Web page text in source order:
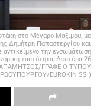
στο Μέγαρο Μαξίμου, με
Δημήτρη Παπαστεργίου και
αντικείμενο την ενσωμάτωση
ταυτότητα, Δευτέρα 26
ΓΡΑΦΕΙΟ ΤΥΠΟΥ
EUROKINISSI)